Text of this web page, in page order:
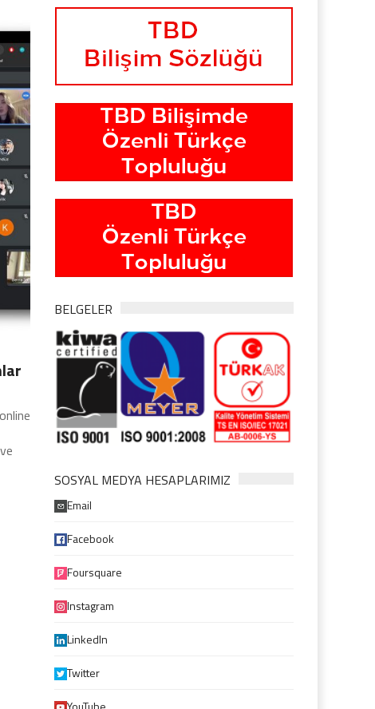
BELGELER
SOSYAL MEDYA HESAPLARIMIZ
Email
Facebook
Foursquare
Instagram
LinkedIn
Twitter